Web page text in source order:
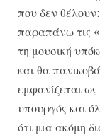
που δεν
παραπάνω τις
τη μουσική
και θα
εμφανίζεται
υπουργός και
ότι μια ακόμη